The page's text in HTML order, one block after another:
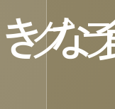
な
グ